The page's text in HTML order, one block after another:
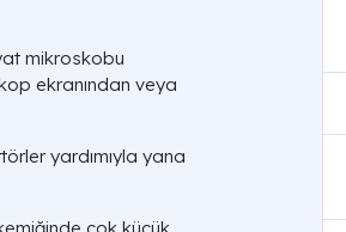
mikroskobu
ekranından veya
yardımıyla yana